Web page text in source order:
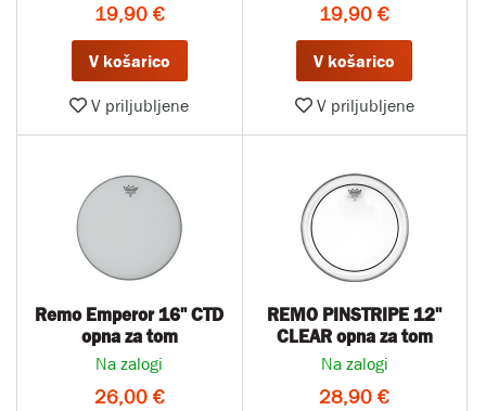
19,90 €
V košarico
V priljubljene
19,90 €
V košarico
V priljubljene
Remo Emperor 16" CTD
opna za tom
Na zalogi
26,00 €
REMO PINSTRIPE 12''
CLEAR opna za tom
Na zalogi
28,90 €